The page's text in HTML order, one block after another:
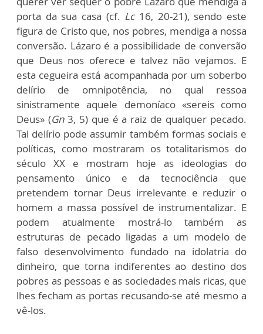
porta da sua casa (cf. Lc 16, 20-21), sendo este
figura de Cristo que, nos pobres, mendiga a nossa
conversão. Lázaro é a possibilidade de conversão
que Deus nos oferece e talvez não vejamos. E
esta cegueira está acompanhada por um soberbo
delírio de omnipotência, no qual ressoa
sinistramente aquele demoníaco «sereis como
Deus» (Gn 3, 5) que é a raiz de qualquer pecado.
Tal delírio pode assumir também formas sociais e
políticas, como mostraram os totalitarismos do
século XX e mostram hoje as ideologias do
pensamento único e da tecnociência que
pretendem tornar Deus irrelevante e reduzir o
homem a massa possível de instrumentalizar. E
podem atualmente mostrá-lo também as
estruturas de pecado ligadas a um modelo de
falso desenvolvimento fundado na idolatria do
dinheiro, que torna indiferentes ao destino dos
pobres as pessoas e as sociedades mais ricas, que
lhes fecham as portas recusando-se até mesmo a
vê-los.